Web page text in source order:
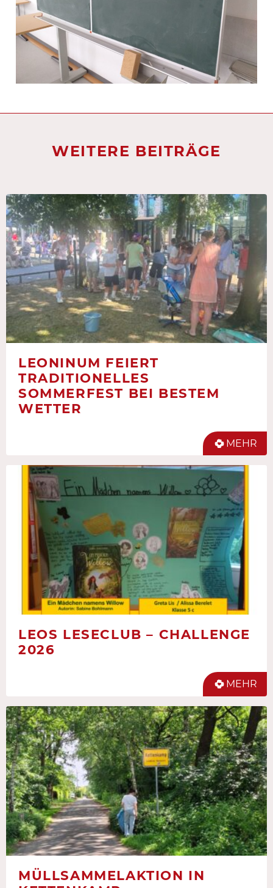
WEITERE BEITRÄGE
LEONINUM FEIERT
TRADITIONELLES
SOMMERFEST BEI BESTEM
WETTER
MEHR
LEOS LESECLUB – CHALLENGE
2026
MEHR
MÜLLSAMMELAKTION IN